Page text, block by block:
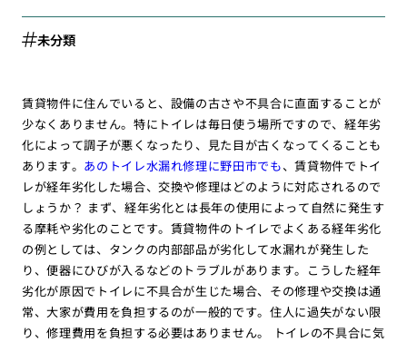
未分類
賃貸物件に住んでいると、設備の古さや不具合に直面することが
少なくありません。特にトイレは毎日使う場所ですので、経年劣
化によって調子が悪くなったり、見た目が古くなってくることも
あります。 あのトイレ水漏れ修理に野田市でも、賃貸物件でトイ
レが経年劣化した場合、交換や修理はどのように対応されるので
しょうか？ まず、経年劣化とは長年の使用によって自然に発生す
る摩耗や劣化のことです。賃貸物件のトイレでよくある経年劣化
の例としては、タンクの内部部品が劣化して水漏れが発生した
り、便器にひびが入るなどのトラブルがあります。こうした経年
劣化が原因でトイレに不具合が生じた場合、その修理や交換は通
常、大家が費用を負担するのが一般的です。住人に過失がない限
り、修理費用を負担する必要はありません。 トイレの不具合に気